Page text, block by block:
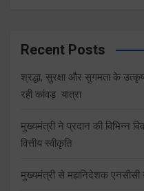
Recent Posts
श्रद्धा, सुरक्षा और सुगमता के
रही कांवड़ यात्रा
मुख्यमंत्री ने प्रदान की विभिन्न
वित्तीय स्वीकृति
मुख्यमंत्री से महानिदेशक एनसीसी